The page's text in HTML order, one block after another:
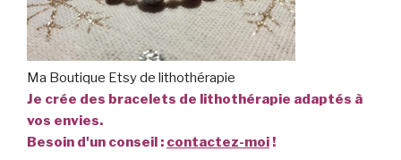
Ma Boutique Etsy de lithothérapie
Je crée des bracelets de lithothérapie adaptés à
vos envies.
Besoin d'un conseil : contactez-moi!